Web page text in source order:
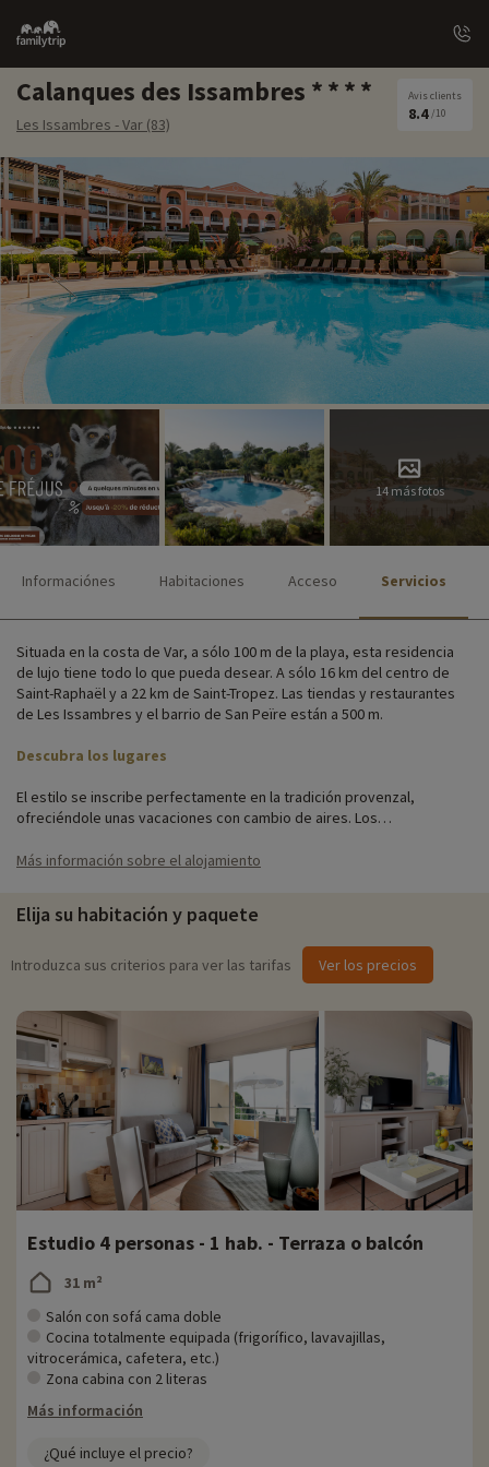
Family
trip
Calanques des Issambres
Les Issambres - Var (83)
Avis clients
8.4 /10
14 más fotos
Informaciónes Habitaciones Acceso Servicios
Situada en la costa de Var, a sólo 100 m de la playa, esta residencia
de lujo tiene todo lo que pueda desear. A sólo 16 km del centro de
Saint-Raphaël y a 22 km de Saint-Tropez. Las tiendas y restaurantes
de Les Issambres y el barrio de San Peïre están a 500 m.
Descubra los lugares
El estilo se inscribe perfectamente en la tradición provenzal,
ofreciéndole unas vacaciones con cambio de aires. Los
esmero. Los paseos por los jardines arbolados son especialmente
Alójese en un estudio o en un apartamento durante sus vacaciones
en la Costa Azul. Elija un alojamiento con vistas al mar para disfrutar
de un cambio de aires.
Para obtener información precisa sobre las actividades disponibles in
situ (fechas de apertura, edades de los clubes, contenido de los
paquetes para bebés, etc.),
¡haga clic aquí!
Disfrute del acceso a la piscina exterior de abril a noviembre. Podrá
relajarse en un precioso entorno verde a la sombra de las sombrillas
y frente a las palmeras que rodean la piscina.
También tiene acceso al centro de talasoterapia de 1000 m² situado
en la residencia, frente a la bahía de St Tropez. Aquí encontrará una
piscina cubierta climatizada, un hammam y bañeras de hidromasaje.
Descubra una sala de relajación, así como tratamientos, masajes y
curas de talasoterapia y/o balneoterapia.
El restaurante
La residencia dispone de un servicio de restaurante para esos
propia comida. El servicio de catering in situ o de comida para llevar
Más información sobre el alojamiento
Elija su habitación y paquete
Introduzca sus criterios para ver las tarifas Ver los precios
Estudio 4 personas - 1 hab. - Terraza o balcón
31 m²
Salón con sofá cama doble
Cocina totalmente equipada (frigorífico, lavavajillas,
vitrocerámica, cafetera, etc.)
Zona cabina con 2 literas
Más información
¿Qué incluye el precio?